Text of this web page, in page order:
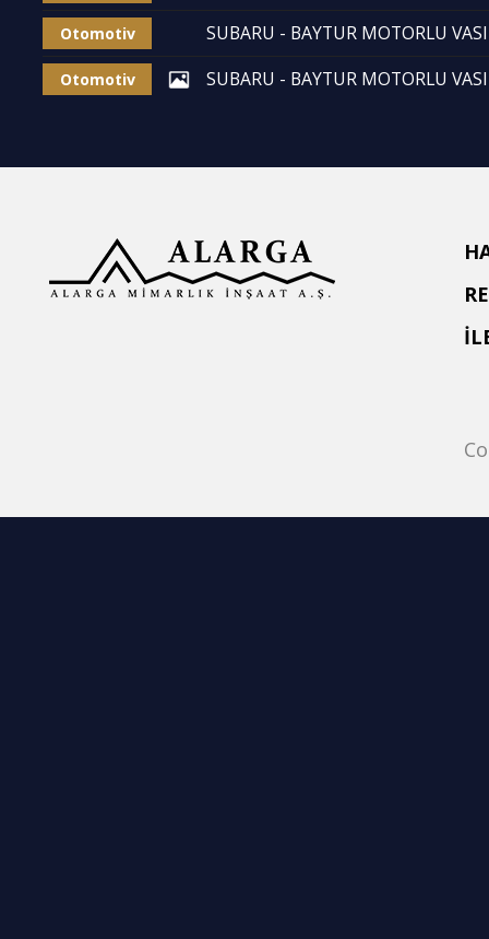
Otomotiv SUBARU - BAYTUR MOTORLU
Otomotiv SUBARU - BAYTUR MOTORLU